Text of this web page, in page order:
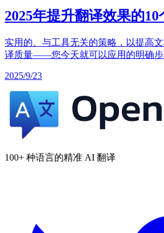
2025年提升翻译效果的10
实用的、与工具无关的策略，以提高
译质量——您今天就可以应用的明确步
2025/9/23
100+ 种语言的精准 AI 翻译